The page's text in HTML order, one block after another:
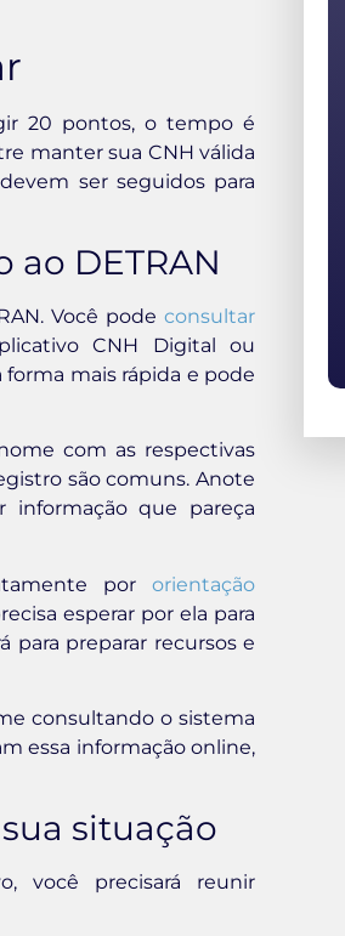
20 pontos, o tempo é
manter sua CNH válida
ser seguidos para
DETRAN
Você pode consultar
CNH Digital ou
mais rápida e pode
com as respectivas
são comuns. Anote
que pareça
por orientação
esperar por ela para
para preparar recursos e
consultando o sistema
essa informação online,
situação
você precisará reunir